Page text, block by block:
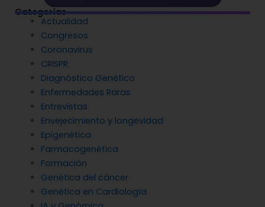
Categorías
Actualidad
Congresos
Coronavirus
CRISPR
Diagnóstico Genético
Enfermedades Raras
Entrevistas
Envejecimiento y longevidad
Epigenética
Farmacogenética
Formación
Genética del cáncer
Genética en Cardiología